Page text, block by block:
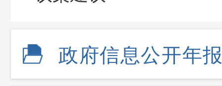
政府信息公开年